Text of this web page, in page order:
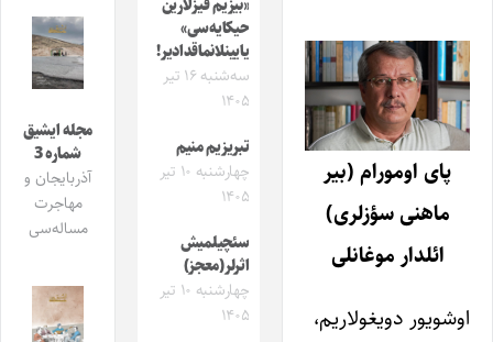
پای اومورام (بیر
ماهنی سؤزلری)
ائلدار موغانلی
اوشویور دویغولاریم،
«بیزیم قیزلارین
حیکایه‌سی»
یایینلانماقدادیر!
سه‌شنبه ۱۶ تیر
۱۴۰۵
تبریزیم منیم
چهارشنبه ۱۰ تیر
۱۴۰۵
سئچیلمیش
اثرلر(معجز)
چهارشنبه ۱۰ تیر
۱۴۰۵
مجله ایشیق
شماره 3
آذربایجان و
مهاجرت
مساله‌سی